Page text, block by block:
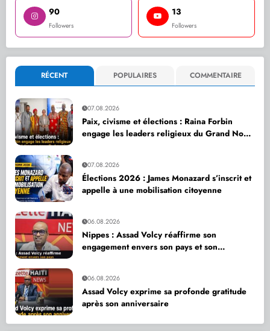
90
Followers
13
Followers
RÉCENT POPULAIRES COMMENTAIRE
07.08.2026
Paix, civisme et élections : Raina Forbin
engage les leaders religieux du Grand Nord
07.08.2026
Élections 2026 : James Monazard s’inscrit et
appelle à une mobilisation citoyenne
06.08.2026
Nippes : Assad Volcy réaffirme son
engagement envers son pays et son
06.08.2026
Assad Volcy exprime sa profonde gratitude
après son anniversaire